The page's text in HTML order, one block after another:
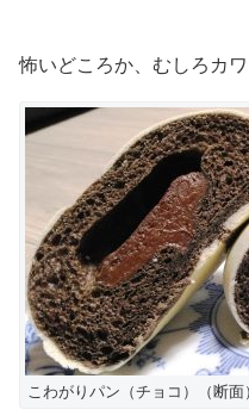
怖いどころか、むしろカ
こわがりパン（チョコ）（断